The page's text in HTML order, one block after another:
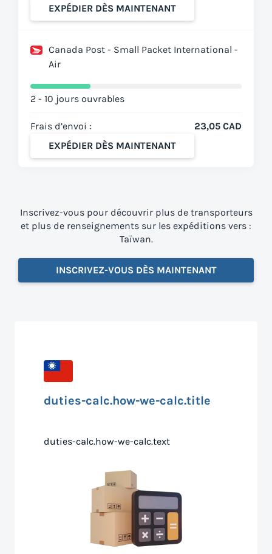
EXPÉDIER DÈS MAINTENANT
Canada Post - Small Packet International -
Air
2 - 10 jours ouvrables
Frais d’envoi :
23,05 CAD
EXPÉDIER DÈS MAINTENANT
Inscrivez-vous pour découvrir plus de transporteurs
et plus de renseignements sur les expéditions vers :
Taïwan.
INSCRIVEZ-VOUS DÈS MAINTENANT
duties-calc.how-we-calc.title
duties-calc.how-we-calc.text